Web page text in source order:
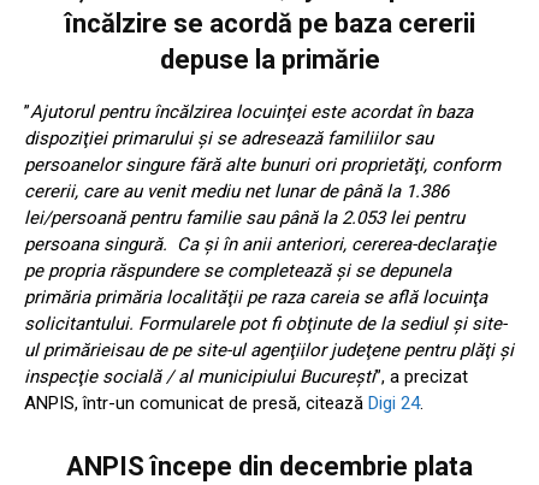
încălzire se acordă pe baza cererii
depuse la primărie
”Ajutorul pentru încălzirea locuinţei este acordat în baza
dispoziţiei primarului şi se adresează familiilor sau
persoanelor singure fără alte bunuri ori proprietăţi, conform
cererii, care au venit mediu net lunar de până la 1.386
lei/persoană pentru familie sau până la 2.053 lei pentru
persoana singură. Ca şi în anii anteriori, cererea-declaraţie
pe propria răspundere se completează şi se depunela
primăria primăria localităţii pe raza careia se află locuinţa
solicitantului. Formularele pot fi obţinute de la sediul şi site-
ul primărieisau de pe site-ul agenţiilor judeţene pentru plăţi şi
inspecţie socială / al municipiului Bucureşti”, a precizat
ANPIS, într-un comunicat de presă, citează Digi 24.
ANPIS începe din decembrie plata